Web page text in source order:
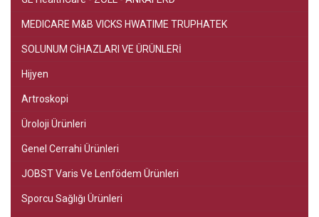
MEDICARE M&B VICKS HWATIME TRUPHATEK
SOLUNUM CİHAZLARI VE ÜRÜNLERİ
Hijyen
Artroskopi
Üroloji Ürünleri
Genel Cerrahi Ürünleri
JOBST Varis Ve Lenfödem Ürünleri
Sporcu Sağlığı Ürünleri